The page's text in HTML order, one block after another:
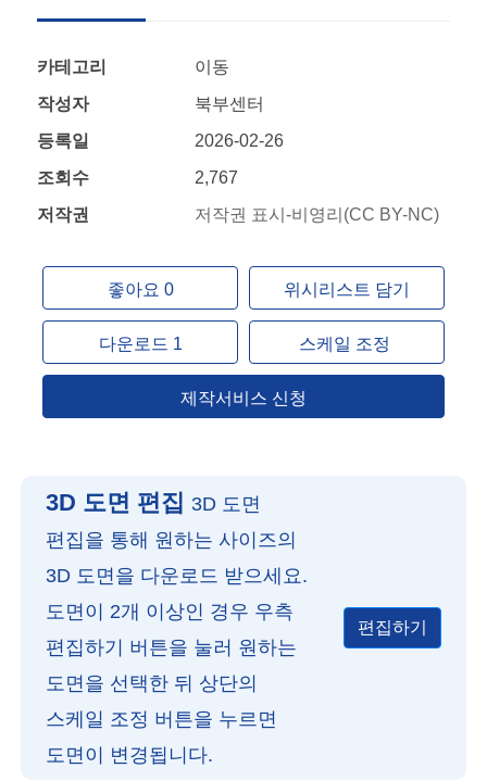
카테고리
이동
작성자
북부센터
등록일
2026-02-26
조회수
2,767
저작권
저작권 표시-비영리(CC BY-NC)
좋아요 0 위시리스트 담기
다운로드 1 스케일 조정
제작서비스 신청
3D 도면 편집 3D 도면
편집을 통해 원하는 사이즈의
3D 도면을 다운로드 받으세요.
도면이 2개 이상인 경우 우측
편집하기 버튼을 눌러 원하는
도면을 선택한 뒤 상단의
스케일 조정 버튼을 누르면
도면이 변경됩니다.
편집하기